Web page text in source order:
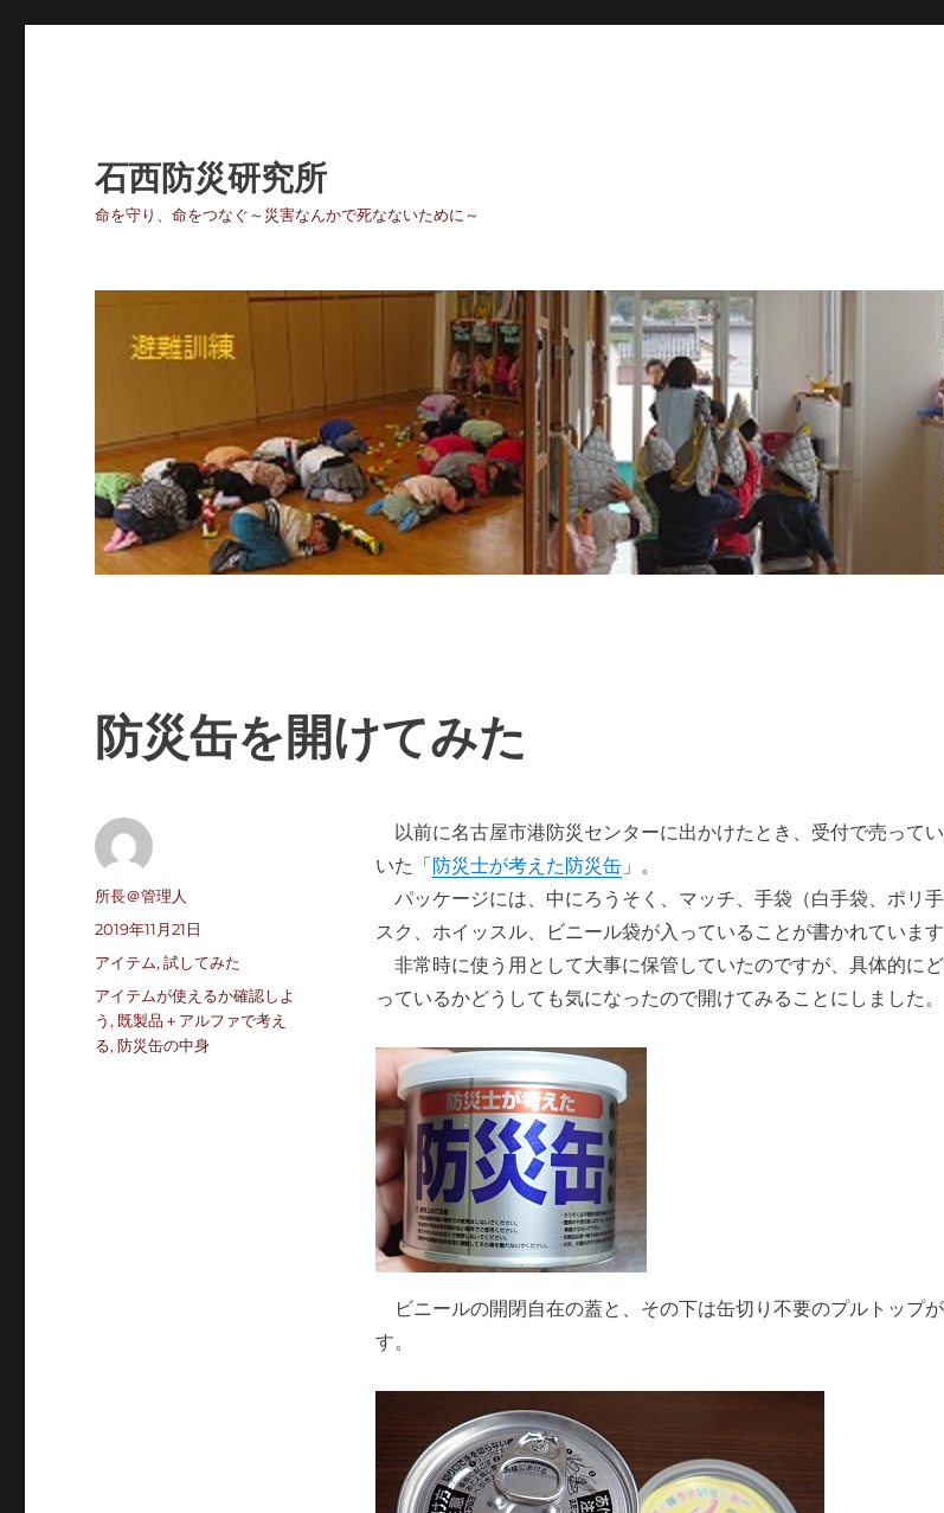
石西防災研究所
命を守り、命をつなぐ～災害なんかで死なないために～
防災缶を開けてみた
以前に名古屋市港防災センターに出かけたとき、受付で売って
いた「防災士が考えた防災缶」。
パッケージには、中にろうそく、マッチ、手袋（白手袋、ポリ
スク、ホイッスル、ビニール袋が入っていることが書かれています
非常時に使う用として大事に保管していたのですが、具体的に
っているかどうしても気になったので開けてみることにしました。
ビニールの開閉自在の蓋と、その下は缶切り不要のプルトップ
す。
投
稿
所長＠管理人
投
2019年11月21日
カ
ゴ
リ
アイテム,試してみた
タ
グ
アイテムが使えるか確認しよ
う , 既製品＋アルファで考え
る,防災缶の中身